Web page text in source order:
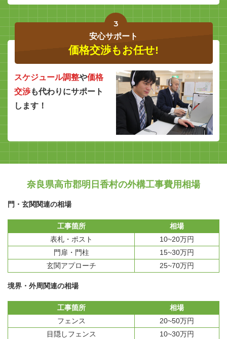
3
安心サポート
価格交渉もお任せ!
スケジュール調整や価格
交渉も代わりにサポート
します！
奈良県高市郡明日香村の外構工事費用相場
門・玄関関連の相場
工事箇所
相場
表札・ポスト
10~20万円
門扉・門柱
15~30万円
玄関アプローチ
25~70万円
境界・外周関連の相場
工事箇所
相場
フェンス
20~50万円
目隠しフェンス
10~30万円